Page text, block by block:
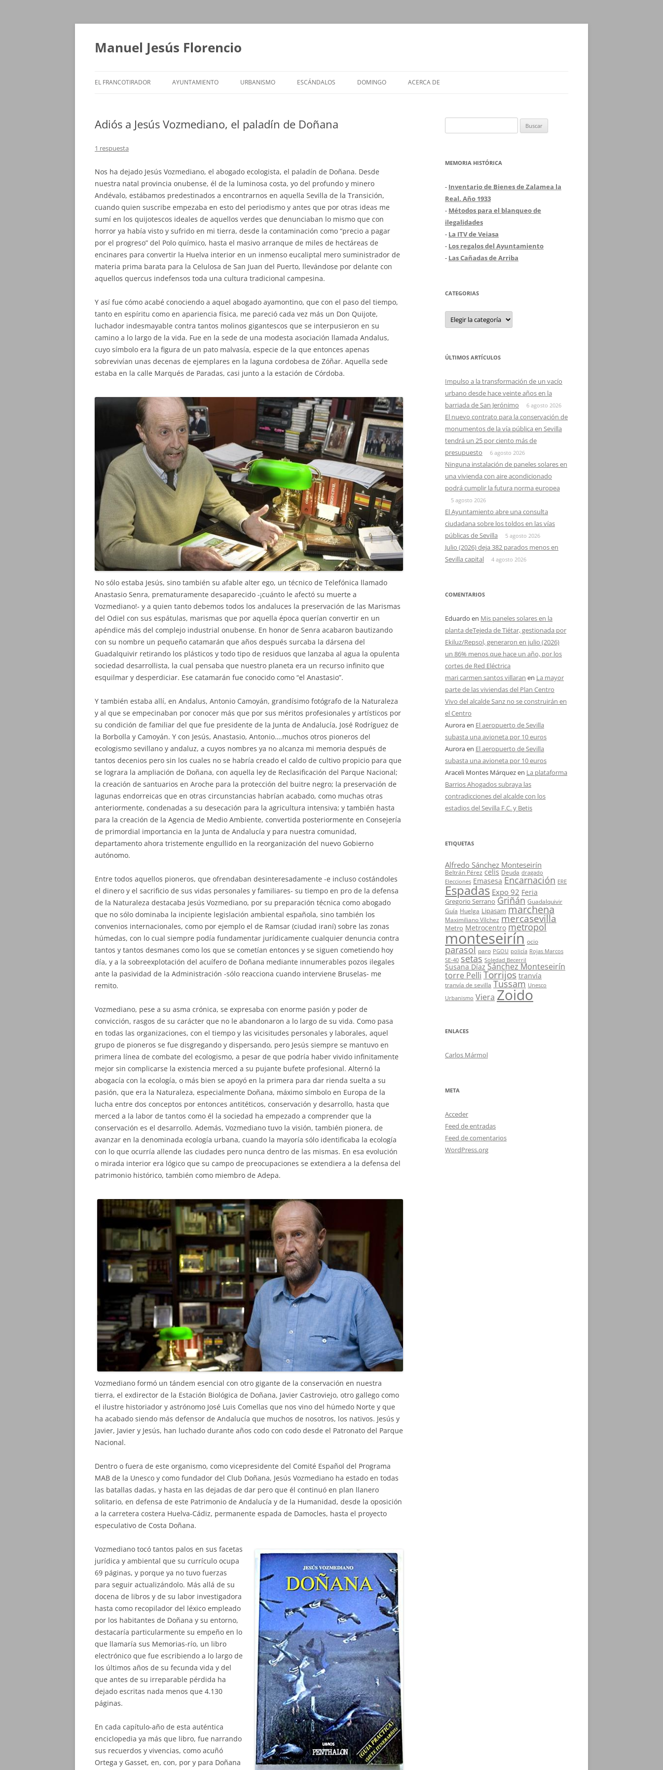
Saltar
Manuel Jesús Florencio
EL FRANCOTIRADOR AYUNTAMIENTO URBANISMO ESCÁNDALOS DOMINGO ACERCA DE
Adiós a Jesús Vozmediano, el paladín de Doñana
1 respuesta
Nos ha dejado Jesús Vozmediano, el abogado ecologista, el paladín de Doñana. Desde
nuestra natal provincia onubense, él de la luminosa costa, yo del profundo y minero
Andévalo, estábamos predestinados a encontrarnos en aquella Sevilla de la Transición,
cuando quien suscribe empezaba en esto del periodismo y antes que por otras ideas me
sumí en los quijotescos ideales de aquellos verdes que denunciaban lo mismo que con
horror ya había visto y sufrido en mi tierra, desde la contaminación como “precio a pagar
por el progreso” del Polo químico, hasta el masivo arranque de miles de hectáreas de
encinares para convertir la Huelva interior en un inmenso eucaliptal mero suministrador de
materia prima barata para la Celulosa de San Juan del Puerto, llevándose por delante con
aquellos quercus indefensos toda una cultura tradicional campesina.
Y así fue cómo acabé conociendo a aquel abogado ayamontino, que con el paso del tiempo,
tanto en espíritu como en apariencia física, me pareció cada vez más un Don Quijote,
luchador indesmayable contra tantos molinos gigantescos que se interpusieron en su
camino a lo largo de la vida. Fue en la sede de una modesta asociación llamada Andalus,
cuyo símbolo era la figura de un pato malvasía, especie de la que entonces apenas
sobrevivían unas decenas de ejemplares en la laguna cordobesa de Zóñar. Aquella sede
estaba en la calle Marqués de Paradas, casi junto a la estación de Córdoba.
No sólo estaba Jesús, sino también su afable alter ego, un técnico de Telefónica llamado
Anastasio Senra, prematuramente desaparecido -¡cuánto le afectó su muerte a
Vozmediano!- y a quien tanto debemos todos los andaluces la preservación de las Marismas
del Odiel con sus espátulas, marismas que por aquella época querían convertir en un
apéndice más del complejo industrial onubense. En honor de Senra acabaron bautizando
con su nombre un pequeño catamarán que años después surcaba la dársena del
Guadalquivir retirando los plásticos y todo tipo de residuos que lanzaba al agua la opulenta
sociedad desarrollista, la cual pensaba que nuestro planeta era un recurso infinito que
esquilmar y desperdiciar. Ese catamarán fue conocido como “el Anastasio”.
Y también estaba allí, en Andalus, Antonio Camoyán, grandísimo fotógrafo de la Naturaleza
y al que se empecinaban por conocer más que por sus méritos profesionales y artísticos por
su condición de familiar del que fue presidente de la Junta de Andalucía, José Rodríguez de
la Borbolla y Camoyán. Y con Jesús, Anastasio, Antonio….muchos otros pioneros del
ecologismo sevillano y andaluz, a cuyos nombres ya no alcanza mi memoria después de
tantos decenios pero sin los cuales no se habría creado el caldo de cultivo propicio para que
se lograra la ampliación de Doñana, con aquella ley de Reclasificación del Parque Nacional;
la creación de santuarios en Aroche para la protección del buitre negro; la preservación de
lagunas endorreicas que en otras circunstancias habrían acabado, como muchas otras
anteriormente, condenadas a su desecación para la agricultura intensiva; y también hasta
para la creación de la Agencia de Medio Ambiente, convertida posteriormente en Consejería
de primordial importancia en la Junta de Andalucía y para nuestra comunidad,
departamento ahora tristemente engullido en la reorganización del nuevo Gobierno
autónomo.
Entre todos aquellos pioneros, que ofrendaban desinteresadamente -e incluso costándoles
el dinero y el sacrificio de sus vidas personales y familiares- su tiempo en pro de la defensa
de la Naturaleza destacaba Jesús Vozmediano, por su preparación técnica como abogado
que no sólo dominaba la incipiente legislación ambiental española, sino también los
convenios internacionales, como por ejemplo el de Ramsar (ciudad iraní) sobre las zonas
húmedas, con lo cual siempre podía fundamentar jurídicamente cualquier denuncia contra
tantos y tantos desmanes como los que se cometían entonces y se siguen cometiendo hoy
día, y a la sobreexplotación del acuífero de Doñana mediante innumerables pozos ilegales
ante la pasividad de la Administración -sólo reacciona cuando interviene Bruselas- me
remito.
Vozmediano, pese a su asma crónica, se expresaba con enorme pasión y poder de
convicción, rasgos de su carácter que no le abandonaron a lo largo de su vida. Como pasa
en todas las organizaciones, con el tiempo y las vicisitudes personales y laborales, aquel
grupo de pioneros se fue disgregando y dispersando, pero Jesús siempre se mantuvo en
primera línea de combate del ecologismo, a pesar de que podría haber vivido infinitamente
mejor sin complicarse la existencia merced a su pujante bufete profesional. Alternó la
abogacía con la ecología, o más bien se apoyó en la primera para dar rienda suelta a su
pasión, que era la Naturaleza, especialmente Doñana, máximo símbolo en Europa de la
lucha entre dos conceptos por entonces antitéticos, conservación y desarrollo, hasta que
merced a la labor de tantos como él la sociedad ha empezado a comprender que la
conservación es el desarrollo. Además, Vozmediano tuvo la visión, también pionera, de
avanzar en la denominada ecología urbana, cuando la mayoría sólo identificaba la ecología
con lo que ocurría allende las ciudades pero nunca dentro de las mismas. En esa evolución
o mirada interior era lógico que su campo de preocupaciones se extendiera a la defensa del
patrimonio histórico, también como miembro de Adepa.
Vozmediano formó un tándem esencial con otro gigante de la conservación en nuestra
tierra, el exdirector de la Estación Biológica de Doñana, Javier Castroviejo, otro gallego como
el ilustre historiador y astrónomo José Luis Comellas que nos vino del húmedo Norte y que
ha acabado siendo más defensor de Andalucía que muchos de nosotros, los nativos. Jesús y
Javier, Javier y Jesús, han luchado durante años codo con codo desde el Patronato del Parque
Nacional.
Dentro o fuera de este organismo, como vicepresidente del Comité Español del Programa
MAB de la Unesco y como fundador del Club Doñana, Jesús Vozmediano ha estado en todas
las batallas dadas, y hasta en las dejadas de dar pero que él continuó en plan llanero
solitario, en defensa de este Patrimonio de Andalucía y de la Humanidad, desde la oposición
a la carretera costera Huelva-Cádiz, permanente espada de Damocles, hasta el proyecto
especulativo de Costa Doñana.
Vozmediano tocó tantos palos en sus facetas
jurídica y ambiental que su currículo ocupa
69 páginas, y porque ya no tuvo fuerzas
para seguir actualizándolo. Más allá de su
docena de libros y de su labor investigadora
hasta como recopilador del léxico empleado
por los habitantes de Doñana y su entorno,
destacaría particularmente su empeño en lo
que llamaría sus Memorias-río, un libro
electrónico que fue escribiendo a lo largo de
los últimos años de su fecunda vida y del
que antes de su irreparable pérdida ha
dejado escritas nada menos que 4.130
páginas.
En cada capítulo-año de esta auténtica
enciclopedia ya más que libro, fue narrando
sus recuerdos y vivencias, como acuñó
Ortega y Gasset, en, con, por y para Doñana
MEMORIA HISTÓRICA
- Inventario de Bienes de Zalamea la
Real. Año 1933
- Métodos para el blanqueo de
ilegalidades
- La ITV de Veiasa
- Los regalos del Ayuntamiento
- Las Cañadas de Arriba
CATEGORIAS
Categorias
ÚLTIMOS ARTÍCULOS
Impulso a la transformación de un vacío
urbano desde hace veinte años en la
barriada de San Jerónimo
6 agosto 2026
El nuevo contrato para la conservación de
monumentos de la vía pública en Sevilla
tendrá un 25 por ciento más de
presupuesto
6 agosto 2026
Ninguna instalación de paneles solares en
una vivienda con aire acondicionado
podrá cumplir la futura norma europea
5 agosto 2026
El Ayuntamiento abre una consulta
ciudadana sobre los toldos en las vías
públicas de Sevilla
5 agosto 2026
Julio (2026) deja 382 parados menos en
Sevilla capital
4 agosto 2026
COMENTARIOS
Eduardo en Mis paneles solares en la
planta deTejeda de Tiétar, gestionada por
Ekiluz/Repsol, generaron en julio (2026)
un 86% menos que hace un año, por los
cortes de Red Eléctrica
mari carmen santos villaran en La mayor
parte de las viviendas del Plan Centro
Vivo del alcalde Sanz no se construirán en
el Centro
Auroraen El aeropuerto de Sevilla
subasta una avioneta por 10 euros
Auroraen El aeropuerto de Sevilla
subasta una avioneta por 10 euros
Araceli Montes Márquezen La plataforma
Barrios Ahogados subraya las
contradicciones del alcalde con los
estadios del Sevilla F.C. y Betis
ETIQUETAS
Alfredo Sánchez Monteseirín
Beltrán Pérez celis Deuda dragado
Elecciones Emasesa Encarnación ERE
Espadas Expo 92 Feria
Gregorio Serrano Griñán Guadalquivir
Guía Huelga Lipasam marchena
Maximiliano Vílchez mercasevilla
Metro Metrocentro metropol
monteseirín ocio
parasol paro PGOU policía Rojas Marcos
SE-40 setas Soledad Becerril
Susana Díaz Sánchez Monteseirín
torre Pelli Torrijos tranvía
tranvía de sevilla Tussam Unesco
Urbanismo Viera Zoido
ENLACES
Carlos Mármol
META
Acceder
Feed de entradas
Feed de comentarios
WordPress.org